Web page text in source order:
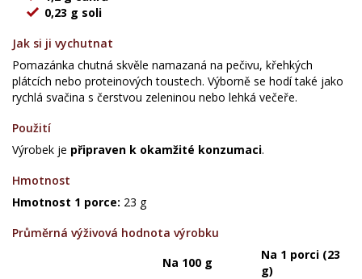
0,23 g soli
Jak si ji vychutnat
Pomazánka chutná skvěle namazaná na pečivu, křehkých
plátcích nebo proteinových toustech. Výborně se hodí také jako
rychlá svačina s čerstvou zeleninou nebo lehká večeře.
Použití
Výrobek je připraven k okamžité konzumaci.
Hmotnost
Hmotnost 1 porce: 23 g
Průměrná výživová hodnota výrobku
Na 100 g
Na 1 porci (23
g)